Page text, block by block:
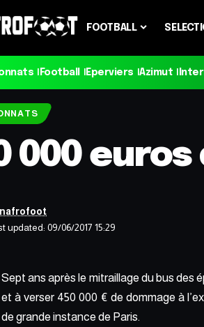
FOOTBALL
Football Eperviers Azimut
000
updated: 09/06/2017 15:29
Sept ans après le mitraillage du bus des
et à verser 450 000 € de dommage à
de grande instance de Paris.